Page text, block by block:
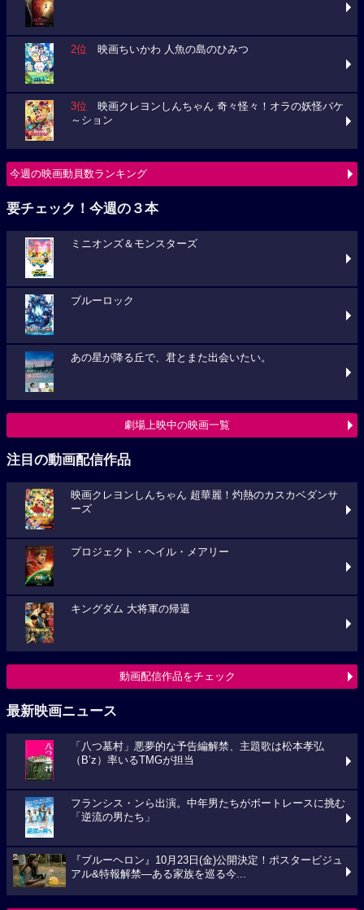
2位 映画ちいかわ 人魚の島のひみつ
3位 映画クレヨンしんちゃん 奇々怪々！オラの妖怪バケ
～ション
今週の映画動員数ランキング
要チェック！今週の３本
ミニオンズ＆モンスターズ
ブルーロック
あの星が降る丘で、君とまた出会いたい。
劇場上映中の映画一覧
注目の動画配信作品
映画クレヨンしんちゃん 超華麗！灼熱のカスカベダンサ
ーズ
プロジェクト・ヘイル・メアリー
キングダム 大将軍の帰還
動画配信作品をチェック
最新映画ニュース
「八つ墓村」悪夢的な予告編解禁、主題歌は松本孝弘
（B’z）率いるTMGが担当
フランシス・ンら出演。中年男たちがボートレースに挑む
「逆流の男たち」
『ブルーヘロン』10月23日(金)公開決定！ポスタービジュ
アル&特報解禁―ある家族を巡る今...